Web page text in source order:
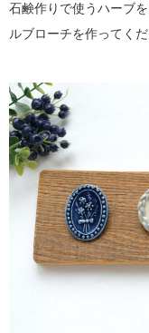
石鹸作りで使うハーブ
ルブローチを作ってくだ